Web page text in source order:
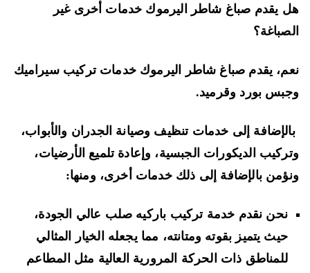
يقدم صباغ شاطر اليرموك خدمات أخرى غير
يقدم صباغ شاطر اليرموك خدمات تركيب سيراميك
بورد وقرميد.
إلى خدمات تنظيف وصيانة الجدران والأبواب،
الديكورات الجبسية، وإعادة تلميع الأرضيات،
بالإضافة إلى ذلك خدمات أخرى، ومنها:
نحن نقدم خدمة تركيب باركيه صلب عالي الجودة،
حيث يتميز بقوته ومتانته، مما يجعله الخيار المثالي
للمناطق ذات الحركة المرورية العالية مثل المطاعم